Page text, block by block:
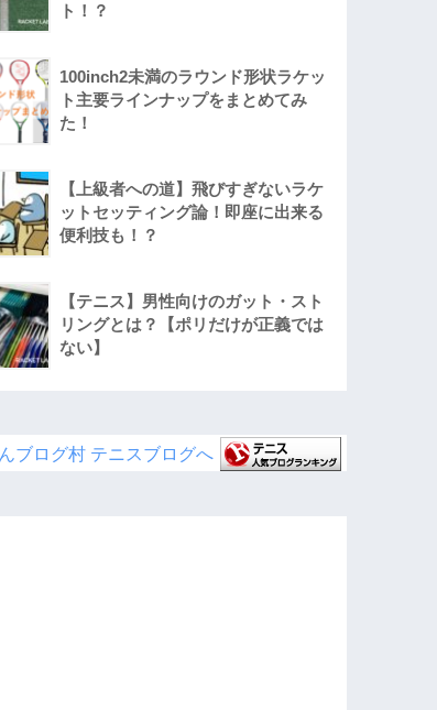
ト！？
100inch2未満のラウンド形状ラケッ
ト主要ラインナップをまとめてみ
た！
【上級者への道】飛びすぎないラケ
ットセッティング論！即座に出来る
便利技も！？
【テニス】男性向けのガット・スト
リングとは？【ポリだけが正義では
ない】